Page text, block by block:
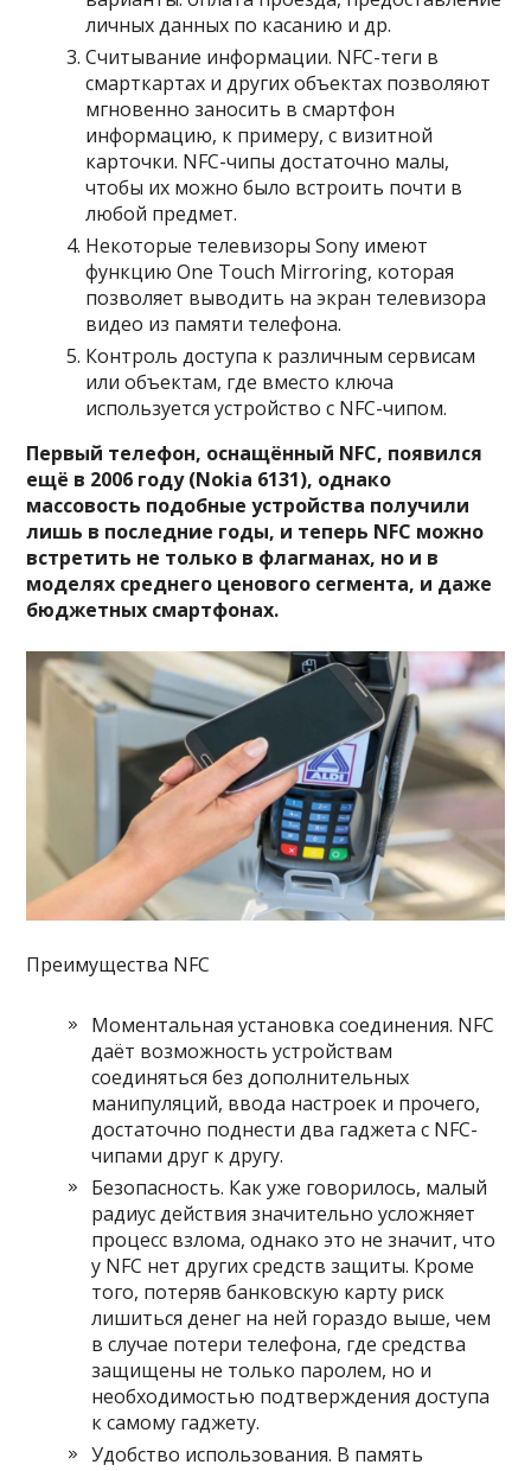
личных данных по касанию и др.
Считывание информации. NFC-теги в
смарткартах и других объектах позволяют
мгновенно заносить в смартфон
информацию, к примеру, с визитной
карточки. NFC-чипы достаточно малы,
чтобы их можно было встроить почти в
любой предмет.
Некоторые телевизоры Sony имеют
функцию One Touch Mirroring, которая
позволяет выводить на экран телевизора
видео из памяти телефона.
Контроль доступа к различным сервисам
или объектам, где вместо ключа
используется устройство с NFC-чипом.
Первый телефон, оснащённый NFC, появился
ещё в 2006 году (Nokia 6131), однако
массовость подобные устройства получили
лишь в последние годы, и теперь NFC можно
встретить не только в флагманах, но и в
моделях среднего ценового сегмента, и даже
бюджетных смартфонах.
Преимущества NFC
Моментальная установка соединения. NFC
даёт возможность устройствам
соединяться без дополнительных
манипуляций, ввода настроек и прочего,
достаточно поднести два гаджета с NFC-
чипами друг к другу.
Безопасность. Как уже говорилось, малый
радиус действия значительно усложняет
процесс взлома, однако это не значит, что
у NFC нет других средств защиты. Кроме
того, потеряв банковскую карту риск
лишиться денег на ней гораздо выше, чем
в случае потери телефона, где средства
защищены не только паролем, но и
необходимостью подтверждения доступа
к самому гаджету.
Удобство использования. В память